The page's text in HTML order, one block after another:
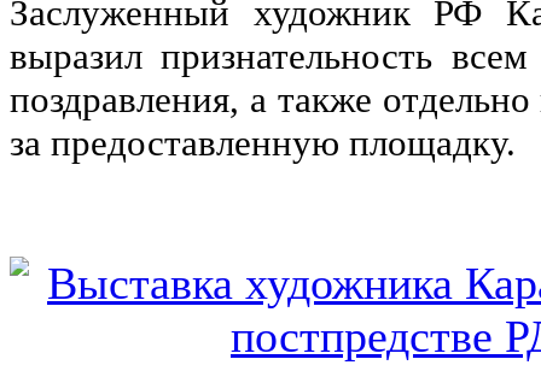
Заслуженный художник РФ
выразил признательность
поздравления, а также
за предоставленную площадку.